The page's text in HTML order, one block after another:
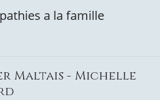
a la famille
Maltais - Michelle